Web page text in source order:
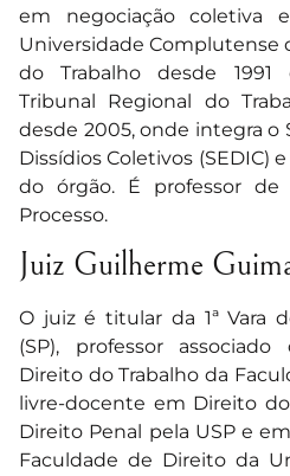
em negociação coletiva
Universidade Complutense
do Trabalho desde
Tribunal Regional do
desde 2005, onde integra o
Dissídios Coletivos (SEDIC)
do órgão. É professor
Processo.
Juiz Guilherme
O juiz é titular da 1ª Vara
(SP), professor
Direito do Trabalho da
livre-docente em Direito
Direito Penal pela USP e
Faculdade de Direito da